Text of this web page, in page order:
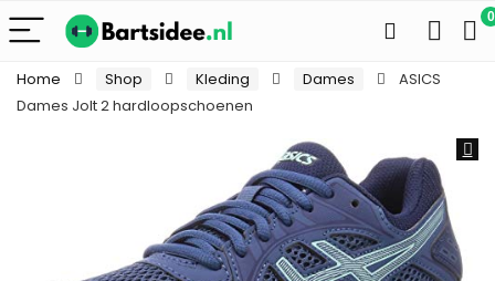
0
Home Shop Kleding Dames
ASICS
Dames Jolt 2 hardloopschoenen